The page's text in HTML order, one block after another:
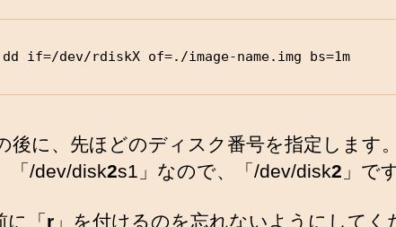
dd if=/dev/rdiskX of=./image-name.img bs=1m
後に、先ほどのディスク番号を指定します
「/dev/disk2s1」なので、「/dev/disk2 」で
「 r 」を付けるのを忘れないようにしてく